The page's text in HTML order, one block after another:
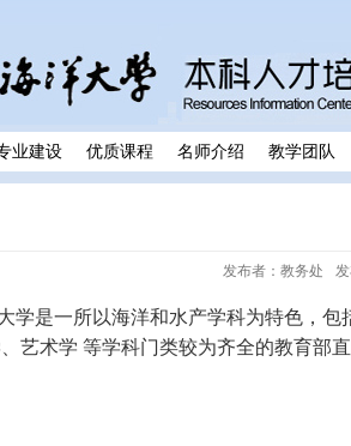
业建设 优质课程 名师介绍 教学团队
发布者：教务处
学是一所以海洋和水产学科为特色，
艺术学 等学科门类较为齐全的教育部